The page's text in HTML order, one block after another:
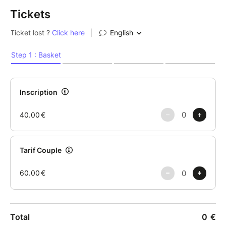
épouse, de créer le centre de retraite spirituelle Duo
travailler et étudier en profondeur les médecines
et j'ai le privilège d'être initié par leurs soins, avec qui
J'ai vraiment accueilli et rencontré le Cacao en 2022.
Et j'en suis devenu homme médecine fin 2023, dans
Le cacao, dont le nom botanique est Theobroma
une plante originaire des forêts tropicales de
l'Amérique du Sud et Centrale. Depuis des millénaires,
telles que les Mayas et les Aztèques, qui
Tickets